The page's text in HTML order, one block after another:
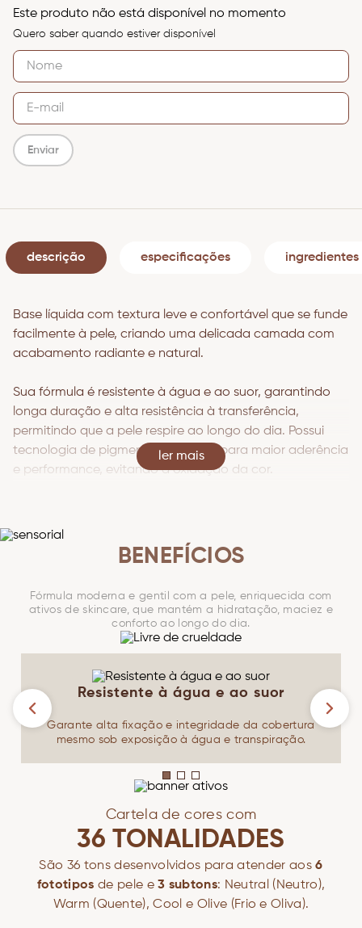
Este produto não está disponível no momento
Quero saber quando estiver disponível
Enviar
descrição especificações ingredientes
Base líquida com textura leve e confortável que se funde
facilmente à pele, criando uma delicada camada com
acabamento radiante e natural.
Sua fórmula é resistente à água e ao suor, garantindo
longa duração e alta resistência à transferência,
permitindo que a pele respire ao longo do dia. Possui
tecnologia de pigmentos tratados para maior aderência
e performance, evitando a oxidação da cor.
cobertura média construível, fácil de aplicar e espalhar.
Uma maquiagem completa, aliada com ativos de
esqualano de cana-de-açúcar, que cuidam da pele
enquanto uniformizam o tom.
Textura e fórmula adequadas para todos os tipos de
Ver mais
BENEFÍCIOS
Fórmula moderna e gentil com a pele, enriquecida com
ativos de skincare, que mantém a hidratação, maciez e
conforto ao longo do dia.
Resistente à água e ao suor
Garante alta fixação e integridade da cobertura
mesmo sob exposição à água e transpiração.
Cartela de cores com
36 TONALIDADES
São 36 tons desenvolvidos para atender aos6
fototipos de pele e3 subtons: Neutral (Neutro),
Warm (Quente), Cool e Olive (Frio e Oliva).